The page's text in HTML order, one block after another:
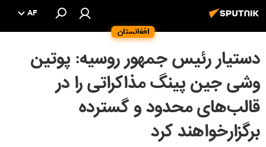
افغانستان
AF
دستیار رئیس جمهور روسیه: پوتین
وشی جین پینگ مذاکراتی را در
قالب‌های محدود و گسترده
برگزارخواهند کرد